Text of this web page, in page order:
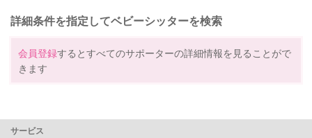
詳細条件を指定してベビーシッターを検索
会員登録するとすべてのサポーターの詳細情報を見ることがで
きます
サービス